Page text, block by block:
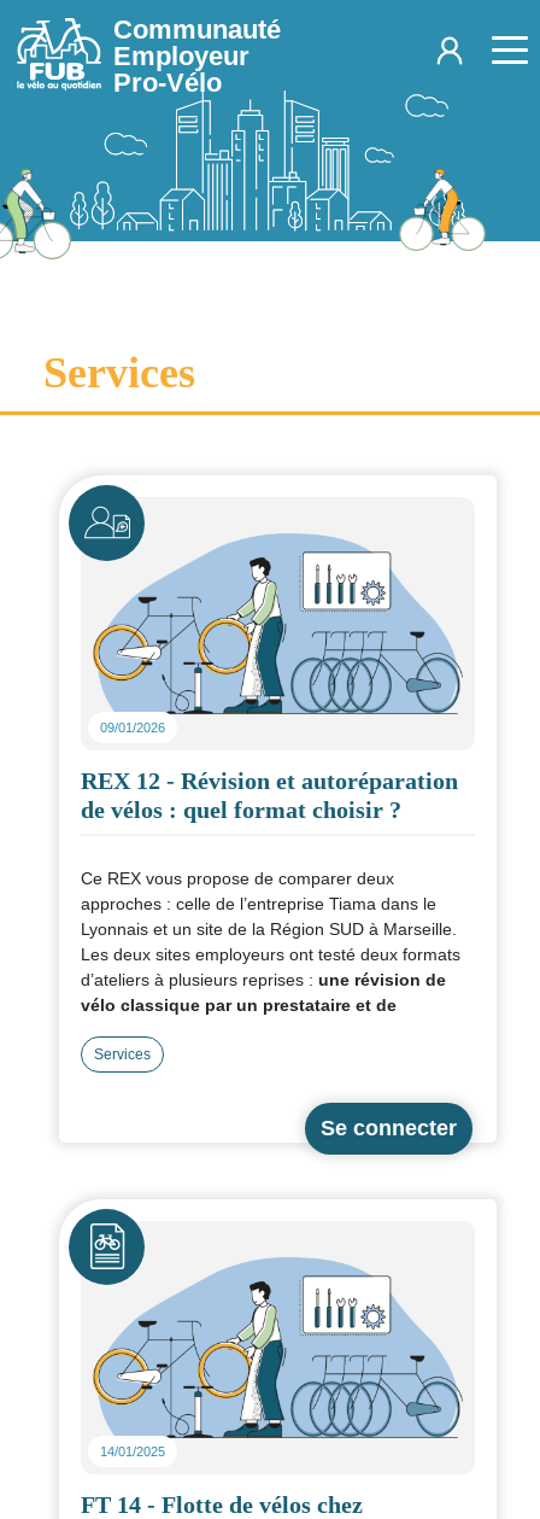
Aller au contenu principal
Communauté
Employeur
Pro-Vélo
Services
Icône
09/01/2026
REX 12 - Révision et autoréparation
de vélos : quel format choisir ?
Ce REX vous propose de comparer deux
approches : celle de l’entreprise Tiama dans le
Lyonnais et un site de la Région SUD à Marseille.
Les deux sites employeurs ont testé deux formats
d’ateliers à plusieurs reprises :une révision de
vélo classique par un prestataire et de
partagé les avantages et inconvénients de chacun
Critères concernés : les 3.1, plus particulièrement,
Services
Icône
14/01/2025
FT 14 - Flotte de vélos chez